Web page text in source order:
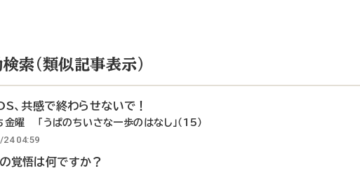
索（類似記事表示）
、共感で終わらせないで！
金曜 「うぱのちいさな一歩のはなし」（15）
24 04:59
覚悟は何ですか？